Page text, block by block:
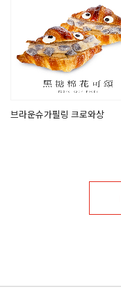
브라운슈가필링 크로와상